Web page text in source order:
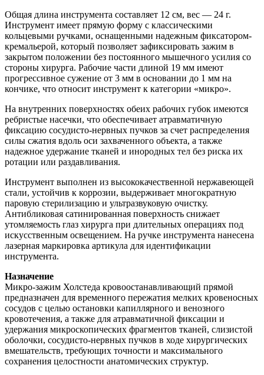
Общая длина инструмента составляет 12 см, вес — 24 г.
Инструмент имеет прямую форму с классическими
кольцевыми ручками, оснащенными надежным фиксатором-
кремальерой, который позволяет зафиксировать зажим в
закрытом положении без постоянного мышечного усилия со
стороны хирурга. Рабочие части длиной 19 мм имеют
прогрессивное сужение от 3 мм в основании до 1 мм на
кончике, что относит инструмент к категории «микро».
На внутренних поверхностях обеих рабочих губок имеются
ребристые насечки, что обеспечивает атравматичную
фиксацию сосудисто-нервных пучков за счет распределения
силы сжатия вдоль оси захваченного объекта, а также
надежное удержание тканей и инородных тел без риска их
ротации или раздавливания.
Инструмент выполнен из высококачественной нержавеющей
стали, устойчив к коррозии, выдерживает многократную
паровую стерилизацию и ультразвуковую очистку.
Антибликовая сатинированная поверхность снижает
утомляемость глаз хирурга при длительных операциях под
искусственным освещением. На ручке инструмента нанесена
лазерная маркировка артикула для идентификации
инструмента.
Назначение
Микро-зажим Холстеда кровоостанавливающий прямой
предназначен для временного пережатия мелких кровеносных
сосудов с целью остановки капиллярного и венозного
кровотечения, а также для атравматичной фиксации и
удержания микроскопических фрагментов тканей, слизистой
оболочки, сосудисто-нервных пучков в ходе хирургических
вмешательств, требующих точности и максимального
сохранения целостности анатомических структур.